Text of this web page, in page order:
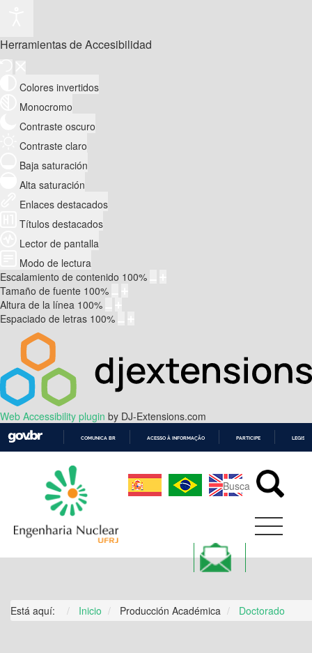
Herramientas de Accesibilidad
Colores invertidos
Monocromo
Contraste oscuro
Contraste claro
Baja saturación
Alta saturación
Enlaces destacados
Títulos destacados
Lector de pantalla
Modo de lectura
Escalamiento de contenido 100%
Tamaño de fuente 100%
Altura de la línea 100%
Espaciado de letras 100%
Web Accessibility plugin by DJ-Extensions.com
CONTEÚDO
COMUNICA BR ACESSO À INFORMAÇÃO PARTICIPE
Está aquí: Inicio Producción Académica Doctorado